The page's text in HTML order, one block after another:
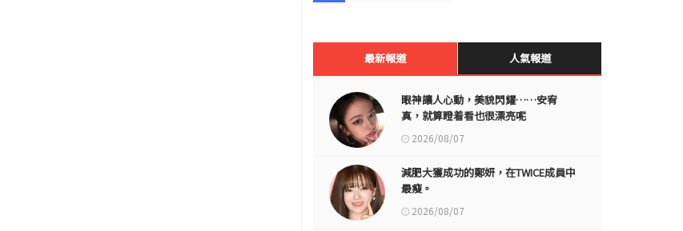
最新報道 人氣報道
眼神讓人心動，美貌閃耀……安宥
真，就算瞪着看也很漂亮呢
2026/08/07
減肥大獲成功的鄭妍，在TWICE成員中
最瘦。
2026/08/07